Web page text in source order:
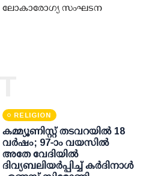
ലോകാരോഗ്യ സംഘടന
RELIGION
കമ്മ്യൂണിസ്റ്റ് തടവറയില്‍ 18
വര്‍ഷം; 97-ാം വയസില്‍
അതേ വേദിയില്‍
ദിവ്യബലിയര്‍പ്പിച്ച് കര്‍ദിനാള്‍